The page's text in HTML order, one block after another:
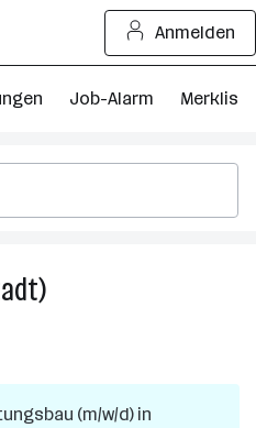
Anmelden
Job-Alarm Merkliste
859
(Stadt)
(m/w/d) in